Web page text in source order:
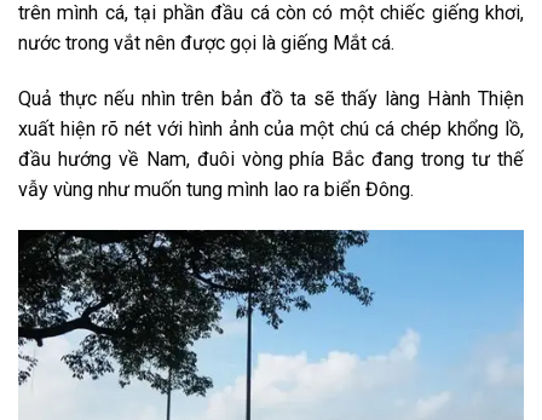
trên mình cá, tại phần đầu cá còn có một chiếc giếng khơi,
nước trong vắt nên được gọi là giếng Mắt cá.
Quả thực nếu nhìn trên bản đồ ta sẽ thấy làng Hành Thiện
xuất hiện rõ nét với hình ảnh của một chú cá chép khổng lồ,
đầu hướng về Nam, đuôi vòng phía Bắc đang trong tư thế
vẫy vùng như muốn tung mình lao ra biển Đông.